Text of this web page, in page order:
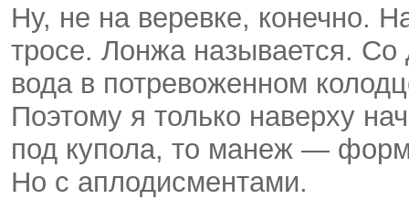
Ну, не на веревке, конечно.
тросе. Лонжа называется.
вода в потревоженном
Поэтому я только наверху
под купола, то манеж —
Но с аплодисментами.